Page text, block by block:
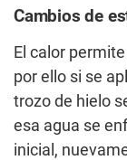
Cambios de
El calor
por ello si se
trozo de hielo
esa agua se
inicial,